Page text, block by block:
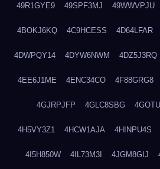
49R1GYE9 49SPF3MJ 49WWVPJU
4BOKJ6KQ 4C9HCESS 4D64LFAR
4DWPQY14 4DYW6NWM 4DZ5J3RQ
4EE6J1ME 4ENC34CO 4F88GRG8
4GJRPJFP 4GLC8SBG
4H5VY3Z1 4HCW1AJA 4HINPU4S
4I5H850W 4IL73M3I 4JGM8GIJ